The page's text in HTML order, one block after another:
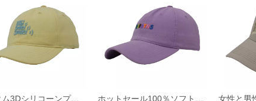
カスタム3Dシリコーンプリントソフトコットンツイルファブリック非構造化スポーツキャップと帽子